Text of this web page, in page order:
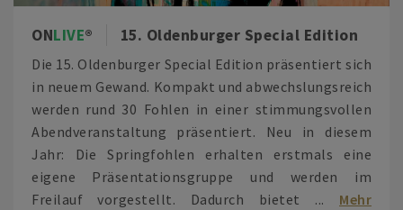
ONLIVE 15. Oldenburger Special Edition
Die 15. Oldenburger Special Edition präsentiert sich
in neuem Gewand. Kompakt und abwechslungsreich
werden rund 30 Fohlen in einer stimmungsvollen
Abendveranstaltung präsentiert. Neu in diesem
Jahr: Die Springfohlen erhalten erstmals eine
eigene Präsentationsgruppe und werden im
Freilauf vorgestellt. Dadurch bietet ...
Mehr